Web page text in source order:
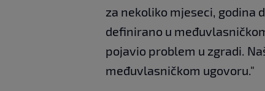
za nekoliko mjeseci, godina
definirano u
pojavio problem u zgradi.
međuvlasničkom ugovoru."